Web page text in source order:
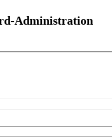
Administration